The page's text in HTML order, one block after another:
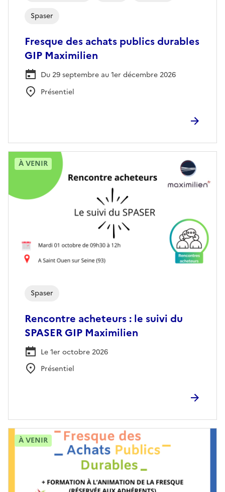
Fresque des achats publics durables
GIP Maximilien
Du 29 septembre au 1er décembre 2026
Présentiel
Spaser
Rencontre acheteurs : le suivi du
SPASER GIP Maximilien
Le 1er octobre 2026
Présentiel
Spaser
À VENIR
À VENIR